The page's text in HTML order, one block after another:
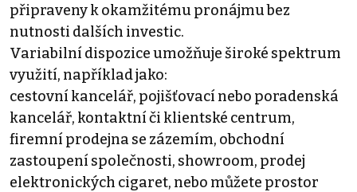
připraveny k okamžitému pronájmu bez
nutnosti dalších investic.
Variabilní dispozice umožňuje široké spektrum
využití, například jako:
cestovní kancelář, pojišťovací nebo poradenská
kancelář, kontaktní či klientské centrum,
firemní prodejna se zázemím, obchodní
zastoupení společnosti, showroom, prodej
elektronických cigaret, nebo můžete prostor